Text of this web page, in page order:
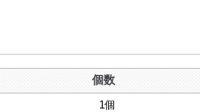
個数
1個